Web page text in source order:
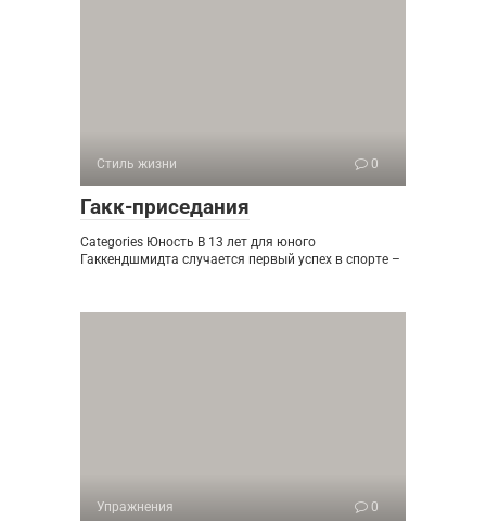
Стиль жизни 0
Гакк-приседания
Categories Юность В 13 лет для юного
Гаккендшмидта случается первый успех в спорте –
Упражнения 0